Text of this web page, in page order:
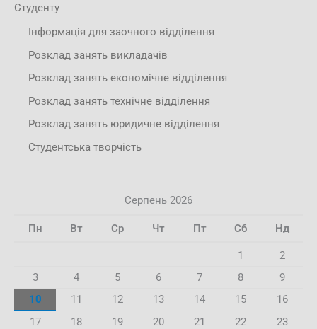
Студенту
Інформація для заочного відділення
Розклад занять викладачів
Розклад занять економічне відділення
Розклад занять технічне відділення
Розклад занять юридичне відділення
Студентська творчість
Серпень 2026
Пн Вт Ср Чт Пт Сб Нд
1
2
3
4 5 6 7 8
9
10
11 12 13 14 15
16
17
18 19 20 21 22
23